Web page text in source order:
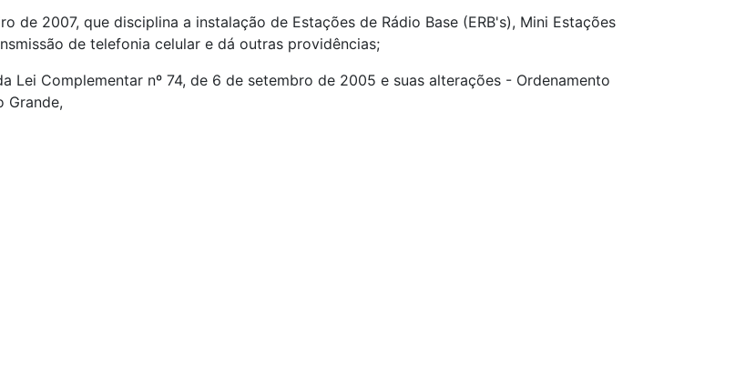
de 2007, que disciplina a instalação de Estações de Rádio Base (ERB's), Mini Estações
de telefonia celular e dá outras providências;
Lei Complementar nº 74, de 6 de setembro de 2005 e suas alterações - Ordenamento
Grande,